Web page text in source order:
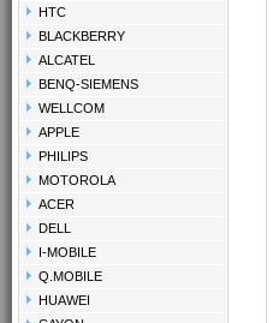
HTC
BLACKBERRY
ALCATEL
BENQ-SIEMENS
WELLCOM
APPLE
PHILIPS
MOTOROLA
ACER
DELL
I-MOBILE
Q.MOBILE
HUAWEI